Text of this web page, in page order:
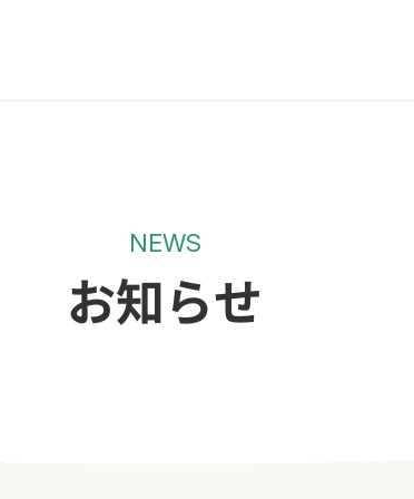
NEWS
お知らせ